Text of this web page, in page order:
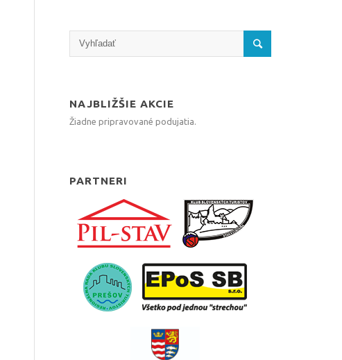
NAJBLIŽŠIE AKCIE
Žiadne pripravované podujatia.
PARTNERI